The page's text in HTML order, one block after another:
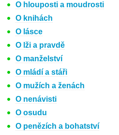
O hlouposti a moudrosti
O knihách
O lásce
O lži a pravdě
O manželství
O mládí a stáři
O mužích a ženách
O nenávisti
O osudu
O penězích a bohatství